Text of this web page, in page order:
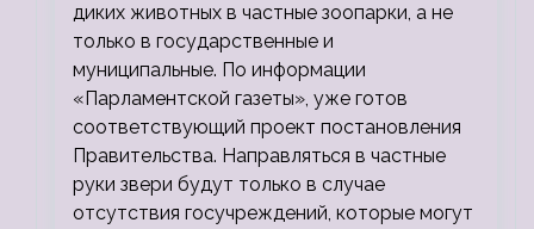
диких животных в частные зоопарки, а не
только в государственные и
муниципальные. По информации
«Парламентской газеты», уже готов
соответствующий проект постановления
Правительства. Направляться в частные
руки звери будут только в случае
отсутствия госучреждений, которые могут